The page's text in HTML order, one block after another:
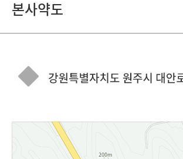
본사약도